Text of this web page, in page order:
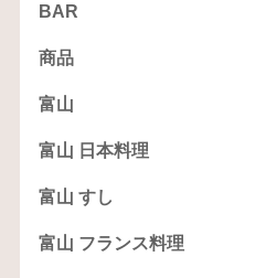
BAR
商品
富山
富山 日本料理
富山 すし
富山 フランス料理